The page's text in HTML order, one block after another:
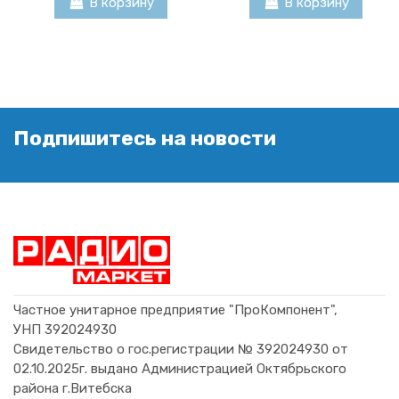
Ergolux R 6
0,20 BYN
В корзину В корзину
ENERGIZER LR6 Conversion
(Standard)
2,86 BYN
В корзину
В корзину
Подпишитесь на новости
Частное унитарное предприятие "ПроКомпонент",
УНП 392024930
Свидетельство о гос.регистрации № 392024930 от
02.10.2025г. выдано Администрацией Октябрьского
района г.Витебска